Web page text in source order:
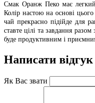
Смак Оранж Пеко має легкий
Колір настою на основі
чай прекрасно підійде для
ставте цілі та завдання
буде продуктивним і
Написати відгук
Як Вас звати